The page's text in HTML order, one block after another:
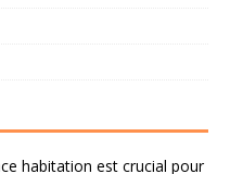
habitation est crucial pour